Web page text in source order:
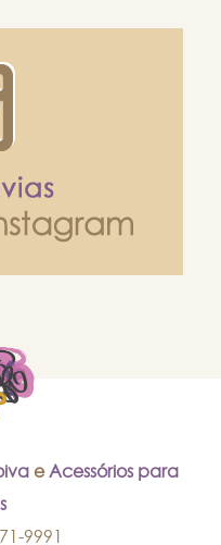
eAcessórios para
9991